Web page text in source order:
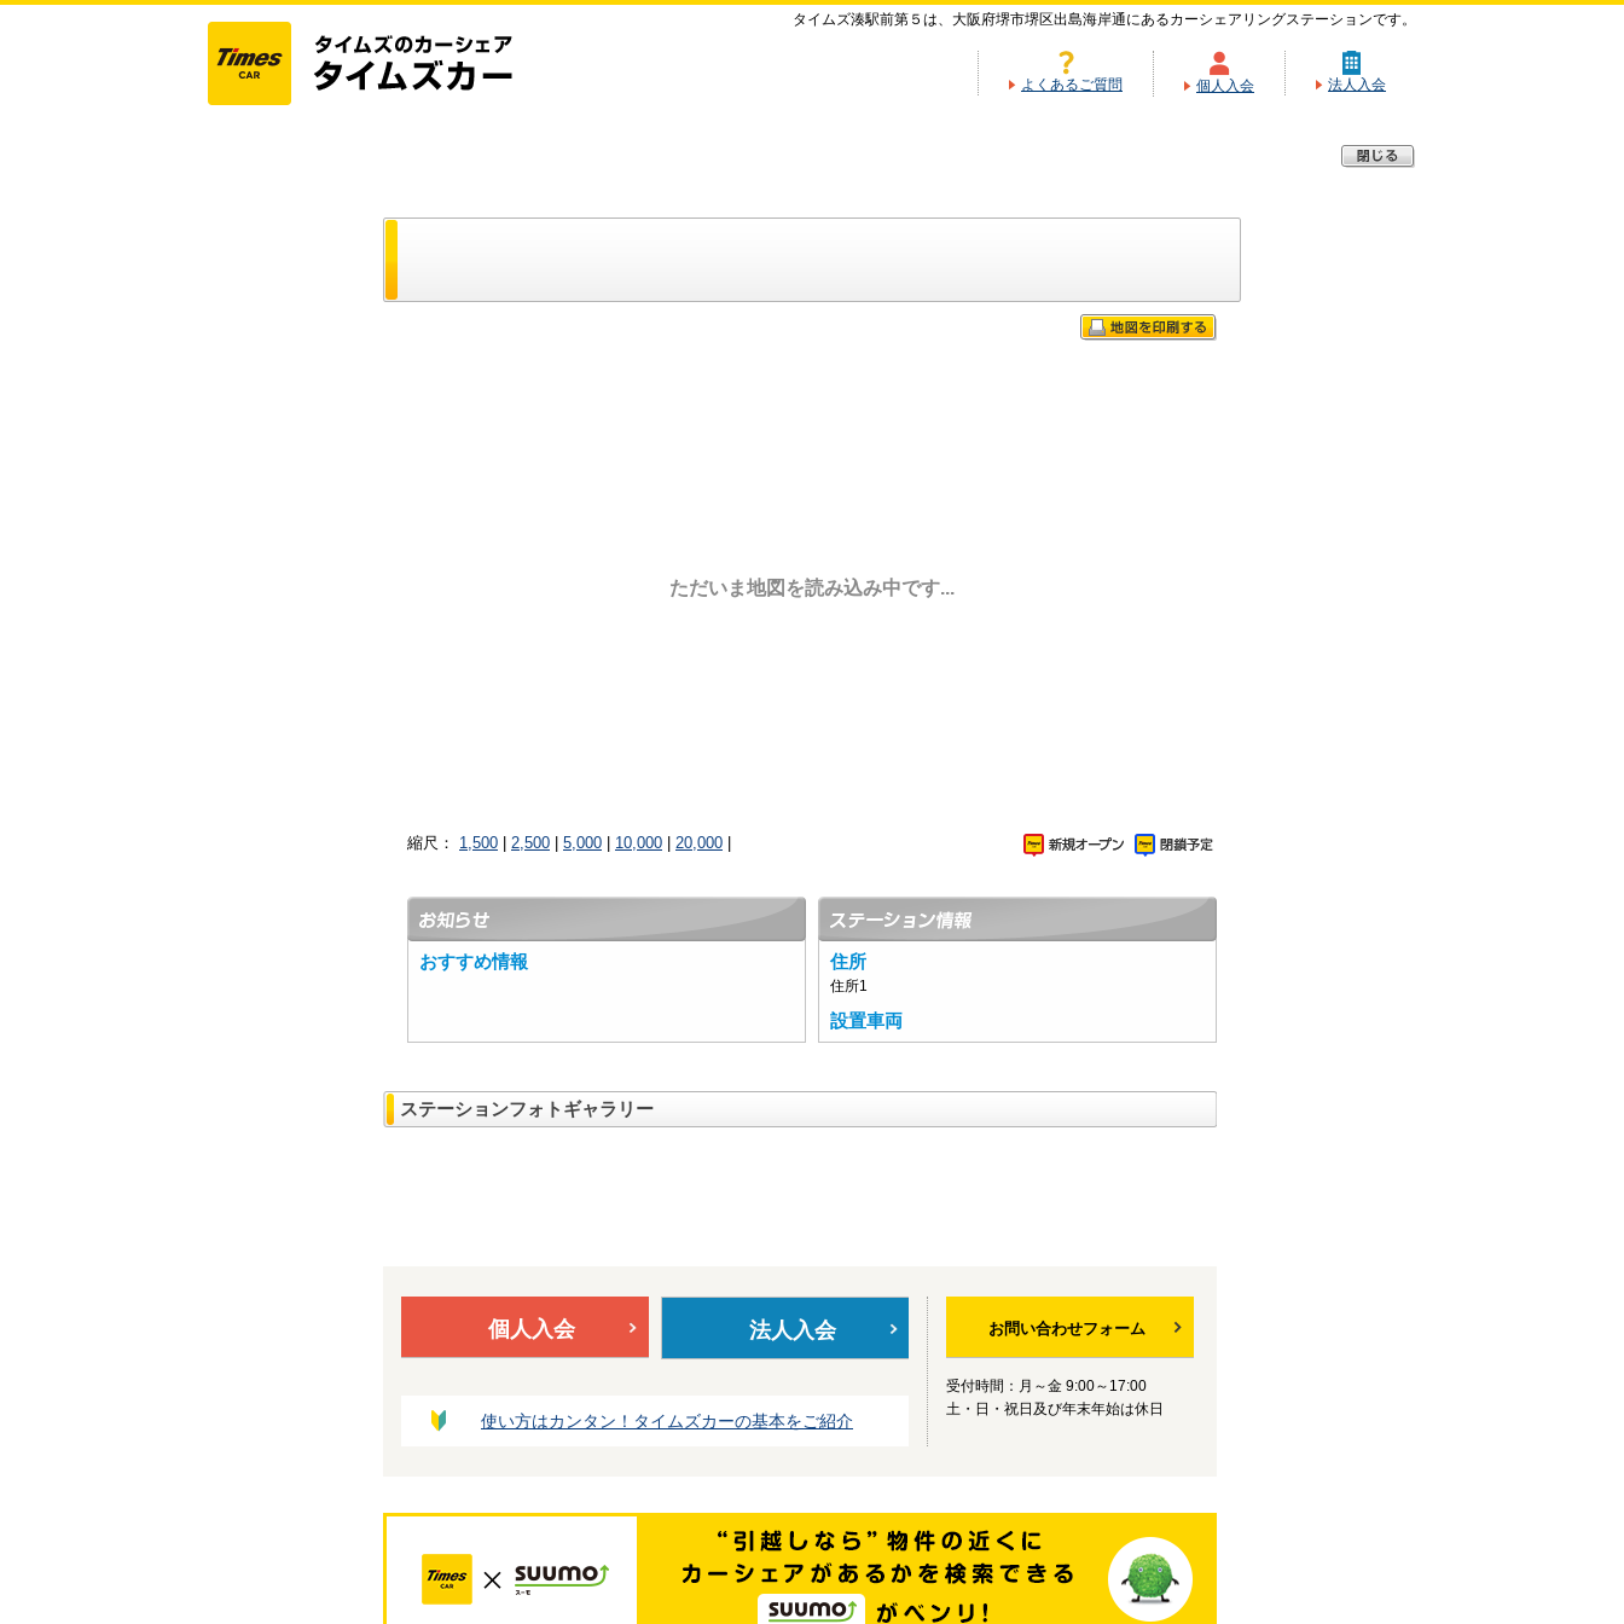
タイムズ湊駅前第５は、大阪府堺市堺区出島海岸通にあるカーシェアリングステーションです。
よくあるご質問 個人入会 法人入会
ただいま地図を読み込み中です...
縮尺： 1,500 2,500 5,000 10,000 20,000
おすすめ情報 住所
住所1
設置車両
ステーションフォトギャラリー
個人入会 法人入会
使い方はカンタン！タイムズカーの基本をご紹介
お問い合わせフォーム
受付時間：月～金 9:00～17:00
土・日・祝日及び年末年始は休日